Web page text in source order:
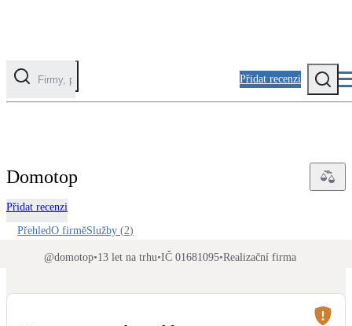
Přidat recenzi
Tepelná čerpadla
Domotop
Přidat recenzi
PřehledO firměSlužby (2)
@domotop•13 let na trhu•IČ 01681095•Realizační firma